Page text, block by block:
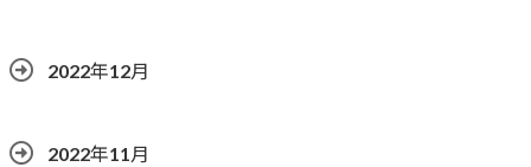
2022年12月
2022年11月